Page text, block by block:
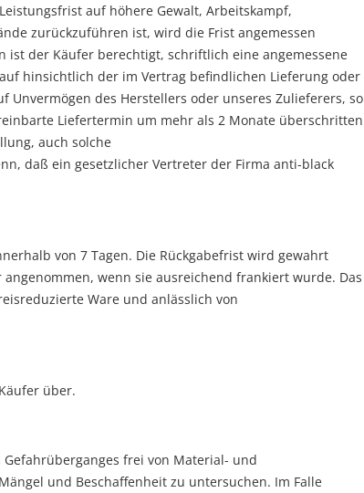
auf höhere Gewalt, Arbeitskampf,
zurückzuführen ist, wird die Frist angemessen
der Käufer berechtigt, schriftlich eine angemessene
hinsichtlich der im Vertrag befindlichen Lieferung oder
des Herstellers oder unseres Zulieferers, so
Liefertermin um mehr als 2 Monate überschritten
auch solche
daß ein gesetzlicher Vertreter der Firma anti-black
von 7 Tagen. Die Rückgabefrist wird gewahrt
wenn sie ausreichend frankiert wurde. Das
Ware und anlässlich von
über.
frei von Material- und
und Beschaffenheit zu untersuchen. Im Falle